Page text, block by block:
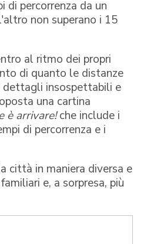
di percorrenza da un
non superano i 15
al ritmo dei propri
di quanto le distanze
dettagli insospettabili e
una cartina
è arrivare!che include i
di percorrenza e i
città in maniera diversa e
e, a sorpresa, più